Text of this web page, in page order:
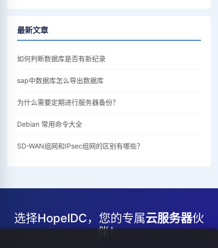
最新文章
如何判断数据库是否有新纪录
sap中数据库怎么导出数据库
为什么需要定期进行服务器备份？
Debian 常用命令大全
SD-WAN组网和IPsec组网的区别有哪些？
选择HopeIDC，您的专属云服务器伙
伴！